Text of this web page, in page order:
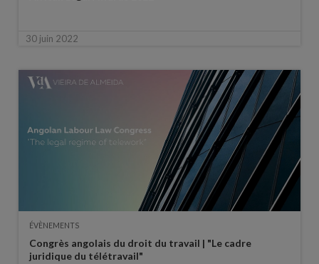
30 juin 2022
ÉVÈNEMENTS
Congrès angolais du droit du travail | "Le cadre
juridique du télétravail"